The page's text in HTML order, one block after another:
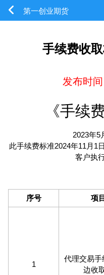
第一创业期货
手续费收
发布时间
《手续
2023年5
此手续费标准2024年11月1
客户执
序号 项目
1
代理交易手
边收取